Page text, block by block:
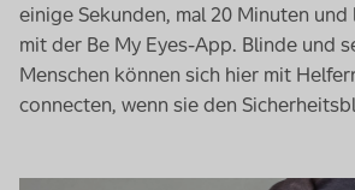
einige Sekunden, mal 20 Minuten und
mit der Be My Eyes-App. Blinde und
Menschen können sich hier mit
connecten, wenn sie den